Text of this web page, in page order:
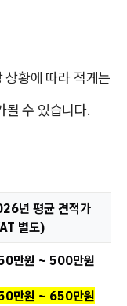
상황에 따라 적게는
수 있습니다.
년 평균 견적가
별도)
만원 ~ 500만원
만원 ~ 650만원